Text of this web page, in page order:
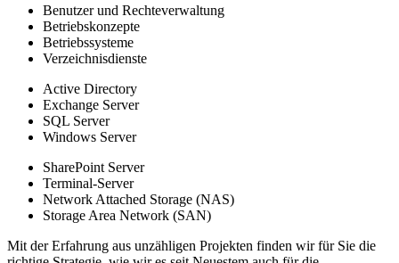
Benutzer und Rechteverwaltung
Betriebskonzepte
Betriebssysteme
Verzeichnisdienste
Active Directory
Exchange Server
SQL Server
Windows Server
SharePoint Server
Terminal-Server
Network Attached Storage (NAS)
Storage Area Network (SAN)
Mit der Erfahrung aus unzähligen Projekten finden wir für Sie die